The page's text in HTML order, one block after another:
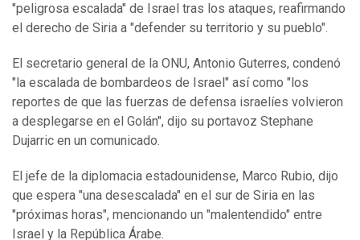
"peligrosa escalada" de Israel tras los ataques, reafirmando
el derecho de Siria a "defender su territorio y su pueblo".
El secretario general de la ONU, Antonio Guterres, condenó
"la escalada de bombardeos de Israel" así como "los
reportes de que las fuerzas de defensa israelíes volvieron
a desplegarse en el Golán", dijo su portavoz Stephane
Dujarric en un comunicado.
El jefe de la diplomacia estadounidense, Marco Rubio, dijo
que espera "una desescalada" en el sur de Siria en las
"próximas horas", mencionando un "malentendido" entre
Israel y la República Árabe.